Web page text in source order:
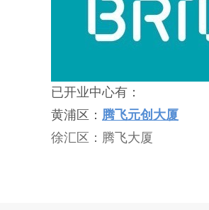
已开业中心有：
黄浦区： 腾飞元创大厦
徐汇区：腾飞大厦